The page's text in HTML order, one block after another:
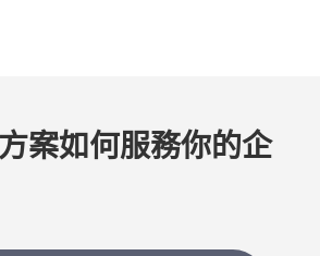
案如何服務你的企